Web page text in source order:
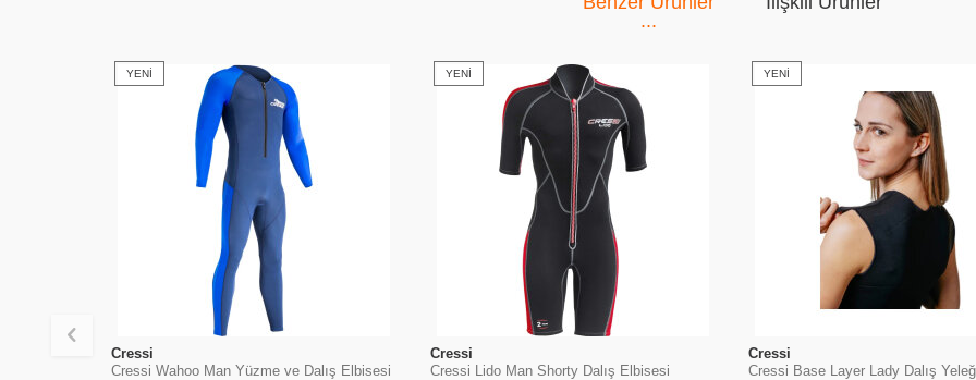
YENI
Cressi
Cressi Wahoo Man Yüzme ve Dalış Elbisesi
YENI
Cressi
Cressi Lido Man Shorty Dalış Elbisesi
YENI
Cressi
Cressi Base Layer Lady Dalış